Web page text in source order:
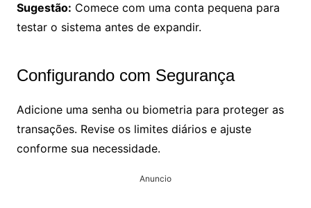
Sugestão: Comece com uma conta pequena para
testar o sistema antes de expandir.
Configurando com Segurança
Adicione uma senha ou biometria para proteger as
transações. Revise os limites diários e ajuste
conforme sua necessidade.
Anuncio